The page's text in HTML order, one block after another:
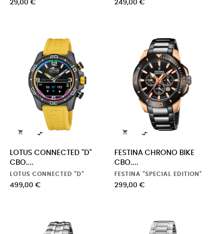
Precio
29,00 € Precio
249,00 €
 
LOTUS CONNECTED "D"
CBO....
LOTUS CONNECTED "D"
Precio
499,00 €
 
FESTINA CHRONO BIKE
CBO....
FESTINA "SPECIAL EDITION"
Precio
299,00 €